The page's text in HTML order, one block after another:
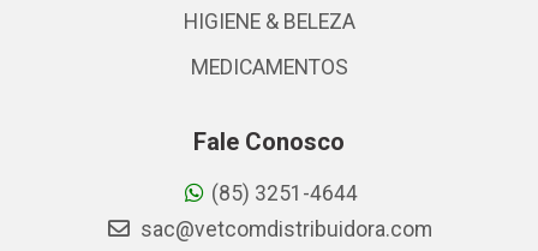
HIGIENE & BELEZA
MEDICAMENTOS
Fale Conosco
(85) 3251-4644
sac@vetcomdistribuidora.com